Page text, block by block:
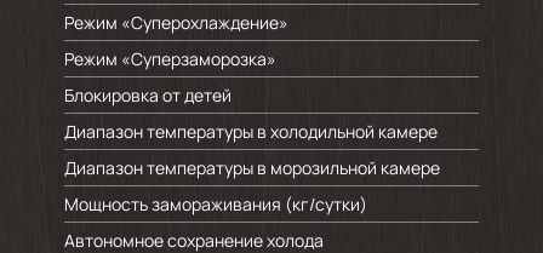
Режим «Суперохлаждение»
Режим «Суперзаморозка»
Блокировка от детей
Диапазон температуры в холодильной камере
Диапазон температуры в морозильной камере
Мощность замораживания (кг/cутки)
Автономное сохранение холода